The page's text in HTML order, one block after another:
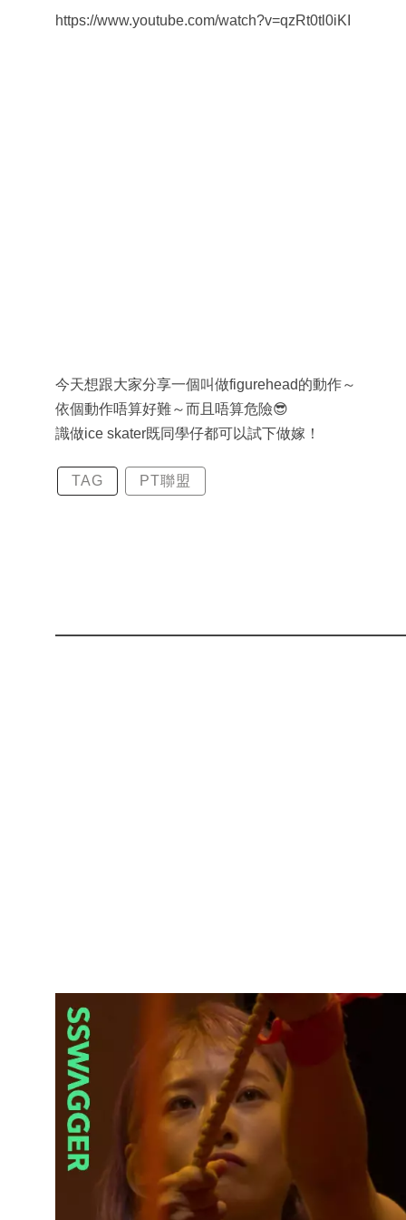
https://www.youtube.com/watch?v=qzRt0tl0iKI
今天想跟大家分享一個叫做figurehead的動作～
依個動作唔算好難～而且唔算危險😎
識做ice skater既同學仔都可以試下做嫁！
TAG PT聯盟